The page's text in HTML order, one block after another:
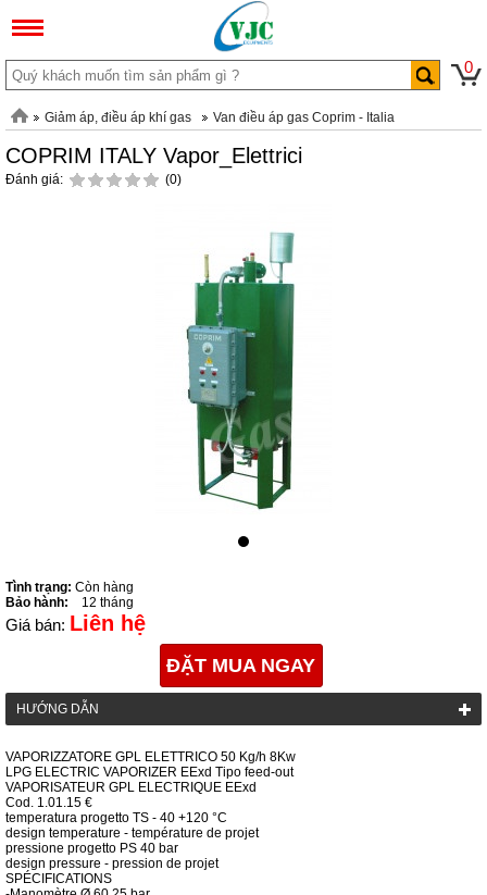
0
Giảm áp, điều áp khí gas Van điều áp gas Coprim - Italia
COPRIM ITALY Vapor_Elettrici
Đánh giá: (0)
Tình trạng: Còn hàng
Bảo hành:
12 tháng
Giá bán: Liên hệ
ĐẶT MUA NGAY
HƯỚNG DẪN
VAPORIZZATORE GPL ELETTRICO 50 Kg/h 8Kw
LPG ELECTRIC VAPORIZER EExd Tipo feed-out
VAPORISATEUR GPL ELECTRIQUE EExd
Cod. 1.01.15 €
temperatura progetto TS - 40 +120 °C
design temperature - température de projet
pressione progetto PS 40 bar
design pressure - pression de projet
SPÉCIFICATIONS